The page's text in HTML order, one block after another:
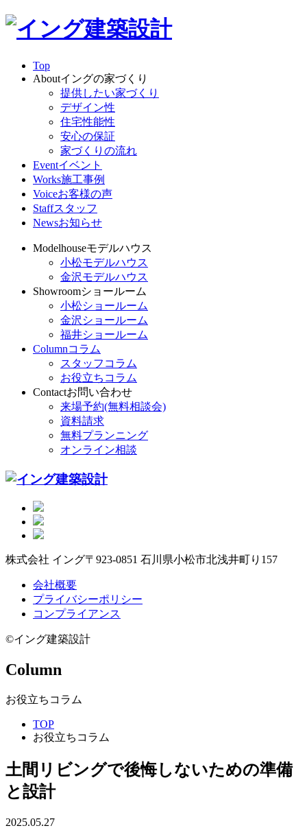
Top
Aboutイングの家づくり
提供したい家づくり
デザイン性
住宅性能性
安心の保証
家づくりの流れ
Eventイベント
Works施工事例
Voiceお客様の声
Staffスタッフ
Newsお知らせ
Modelhouseモデルハウス
小松モデルハウス
金沢モデルハウス
Showroomショールーム
小松ショールーム
金沢ショールーム
福井ショールーム
Columnコラム
スタッフコラム
お役立ちコラム
Contactお問い合わせ
来場予約(無料相談会)
資料請求
無料プランニング
オンライン相談
株式会社 イング〒923-0851 石川県小松市北浅井町り157
会社概要
プライバシーポリシー
コンプライアンス
©イング建築設計
Column
お役立ちコラム
TOP
お役立ちコラム
土間リビングで後悔しないための準備
と設計
2025.05.27